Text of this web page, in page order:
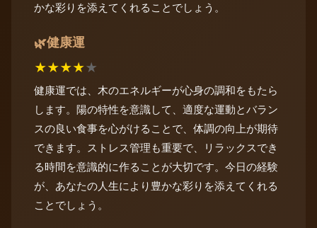
かな彩りを添えてくれることでしょう。
🌿健康運
★★★★★
健康運では、木のエネルギーが心身の調和をもたら
します。陽の特性を意識して、適度な運動とバラン
スの良い食事を心がけることで、体調の向上が期待
できます。ストレス管理も重要で、リラックスでき
る時間を意識的に作ることが大切です。今日の経験
が、あなたの人生により豊かな彩りを添えてくれる
ことでしょう。